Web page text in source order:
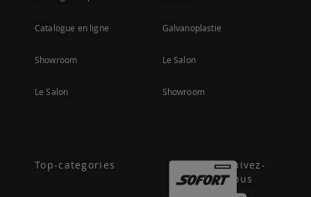
Catalogue en ligne
Showroom
Le Salon
Galvanoplastie
Le Salon
Showroom
Top-categories
Suivez-
nous